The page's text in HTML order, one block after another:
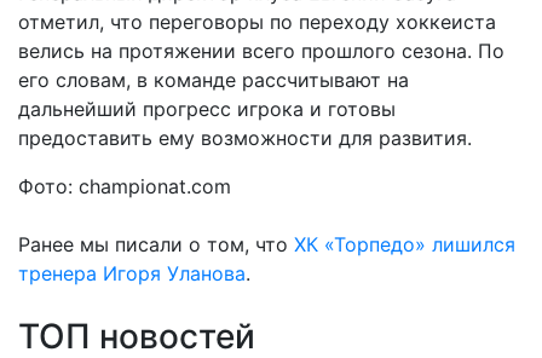
отметил, что переговоры по переходу хоккеиста
велись на протяжении всего прошлого сезона. По
его словам, в команде рассчитывают на
дальнейший прогресс игрока и готовы
предоставить ему возможности для развития.
Фото: championat.com
Ранее мы писали о том, что ХК «Торпедо» лишился
тренера Игоря Уланова.
ТОП новостей